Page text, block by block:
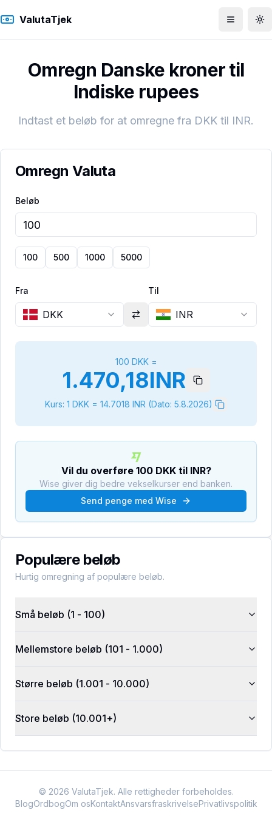
ValutaTjek Åbn menu
Omregn Danske kroner til
Indiske rupees
Indtast et beløb for at omregne fra DKK til INR.
Omregn Valuta
Beløb
100 500 1000 5000
Fra
DKK
Til
INR
100 DKK=
1.470,18INR
Kurs: 1 DKK = 14.7018 INR (Dato: 5.8.2026)
Vil du overføre 100 DKKtil INR?
Wise giver dig bedre vekselkurser end banken.
Send penge med Wise
Populære beløb
Hurtig omregning af populære beløb.
Små beløb (1 - 100)
Mellemstore beløb (101 - 1.000)
Større beløb (1.001 - 10.000)
Store beløb (10.001+)
© 2026 ValutaTjek. Alle rettigheder forbeholdes.
BlogOrdbogOm osKontaktAnsvarsfraskrivelsePrivatlivspolitik